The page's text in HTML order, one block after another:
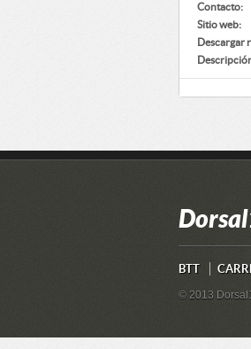
Contacto:
Sitio web:
Descargar
BTT
© 2013